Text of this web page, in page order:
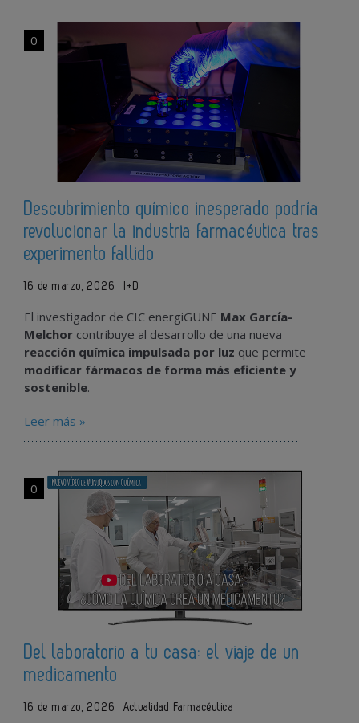
0
Descubrimiento químico inesperado podría
revolucionar la industria farmacéutica tras
experimento fallido
16 de marzo, 2026 I+D
El investigador de CIC energiGUNE Max García-
Melchor contribuye al desarrollo de una nueva
reacción química impulsada por luz que permite
modificar fármacos de forma más eficiente y
sostenible.
Leer más »
0
Del laboratorio a tu casa: el viaje de un
medicamento
16 de marzo, 2026 Actualidad Farmacéutica